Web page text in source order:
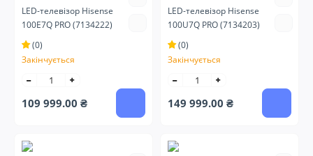
LED-телевізор Hisense
100E7Q PRO (7134222)
(0)
Закінчується
109 999.00 ₴
LED-телевізор Hisense
100U7Q PRO (7134203)
(0)
Закінчується
149 999.00 ₴